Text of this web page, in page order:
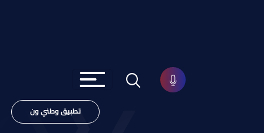
تطبيق وطني ون